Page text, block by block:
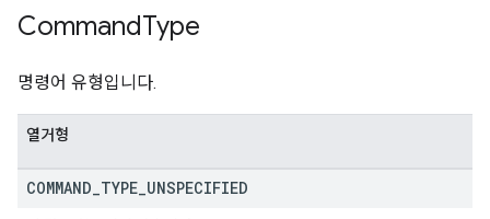
CommandType
명령어 유형입니다.
열거형
COMMAND TYPE UNSPECIFIED